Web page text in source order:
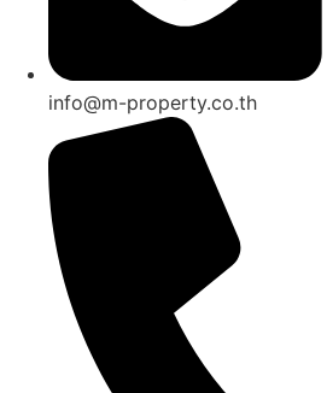
info@m-property.co.th